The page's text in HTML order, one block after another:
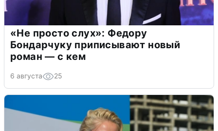
«Не просто слух»: Федору
Бондарчуку приписывают новый
роман — с кем
6 августа 25